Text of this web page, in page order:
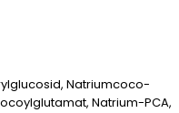
Natriumcoco-
Natrium-PCA,